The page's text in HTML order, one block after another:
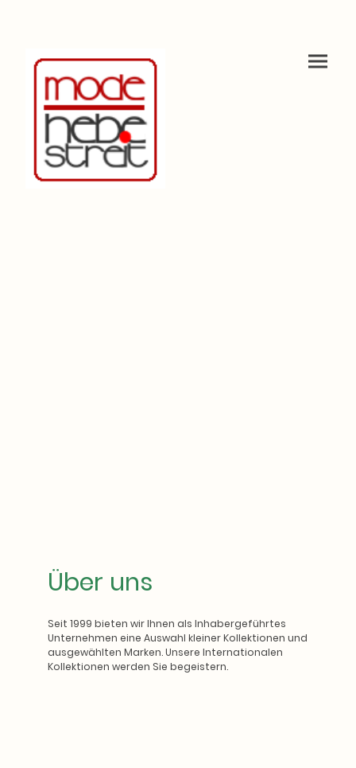
Über uns
Seit 1999 bieten wir Ihnen als Inhabergeführtes
Unternehmen eine Auswahl kleiner Kollektionen und
ausgewählten Marken. Unsere Internationalen
Kollektionen werden Sie begeistern.